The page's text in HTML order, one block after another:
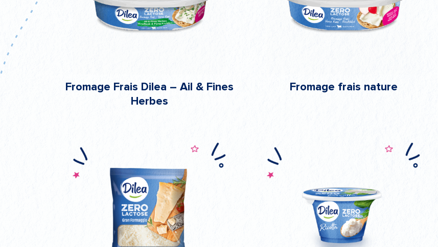
Fromage Frais Dilea – Ail & Fines
Herbes
Fromage frais nature